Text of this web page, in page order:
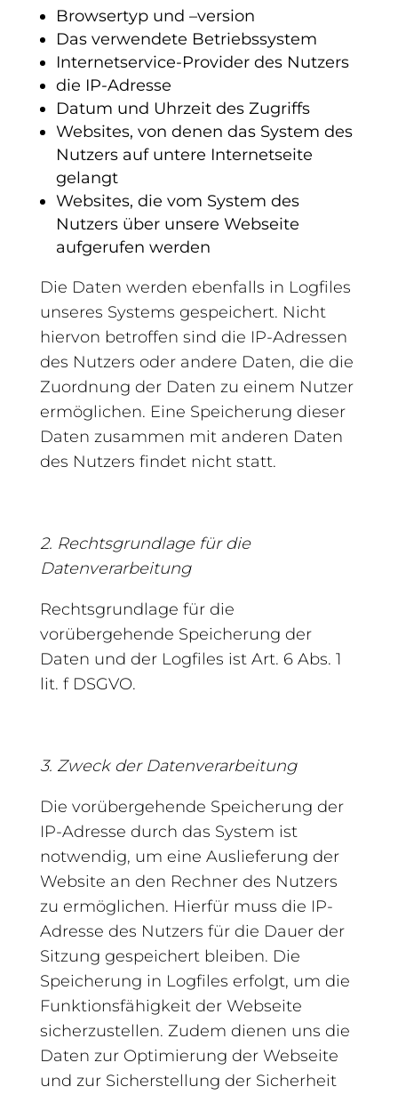
Browsertyp und –version
Das verwendete Betriebssystem
Internetservice-Provider des Nutzers
die IP-Adresse
Datum und Uhrzeit des Zugriffs
Websites, von denen das System des
Nutzers auf untere Internetseite
gelangt
Websites, die vom System des
Nutzers über unsere Webseite
aufgerufen werden
Die Daten werden ebenfalls in Logfiles
unseres Systems gespeichert. Nicht
hiervon betroffen sind die IP-Adressen
des Nutzers oder andere Daten, die die
Zuordnung der Daten zu einem Nutzer
ermöglichen. Eine Speicherung dieser
Daten zusammen mit anderen Daten
des Nutzers findet nicht statt.
2. Rechtsgrundlage für die
Datenverarbeitung
Rechtsgrundlage für die
vorübergehende Speicherung der
Daten und der Logfiles ist Art. 6 Abs. 1
lit. f DSGVO.
3. Zweck der Datenverarbeitung
Die vorübergehende Speicherung der
IP-Adresse durch das System ist
notwendig, um eine Auslieferung der
Website an den Rechner des Nutzers
zu ermöglichen. Hierfür muss die IP-
Adresse des Nutzers für die Dauer der
Sitzung gespeichert bleiben. Die
Speicherung in Logfiles erfolgt, um die
Funktionsfähigkeit der Webseite
sicherzustellen. Zudem dienen uns die
Daten zur Optimierung der Webseite
und zur Sicherstellung der Sicherheit